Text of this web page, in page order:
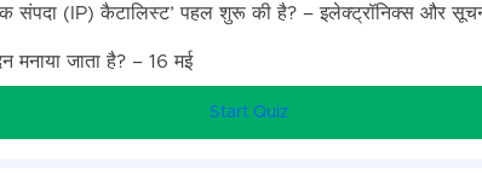
संपदा (IP) कैटालिस्ट’ पहल शुरू की है? – इलेक्ट्रॉनिक्स और सूचना
मनाया जाता है? – 16 मई
Start Quiz